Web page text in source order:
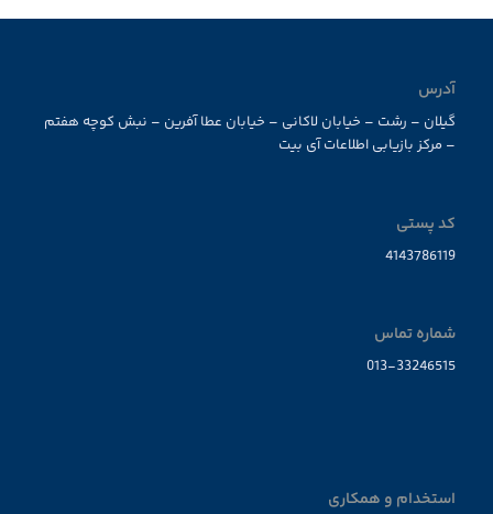
آدرس
گیلان – رشت – خیابان لاکانی – خیابان عطا آفرین – نبش کوچه هفتم
– مرکز بازیابی اطلاعات آی بیت
کد پستی
4143786119
شماره تماس
013-33246515
استخدام و همکاری